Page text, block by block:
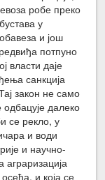
робе преко
у
и још
потпуно
власти даје
санкција
закон не само
далеко
се рекло, у
и води
и научно-
аграризација
и која се